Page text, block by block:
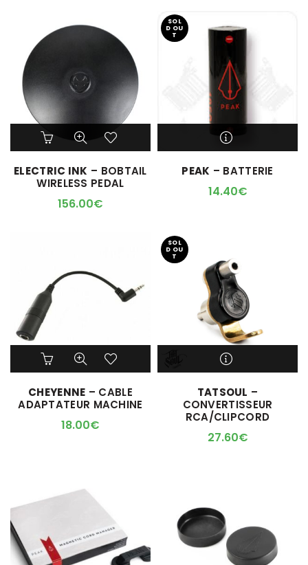
ELECTRIC INK – BOBTAIL
WIRELESS PEDAL
156.00€
SOL
D OU
T
M'ALERTER QUAND
L'ARTICLE SERA DISPO !
PEAK – BATTERIE
14.40€
CHEYENNE – CABLE
ADAPTATEUR MACHINE
18.00€
SOL
D OU
T
M'ALERTER QUAND
L'ARTICLE SERA DISPO !
TATSOUL –
CONVERTISSEUR
RCA/CLIPCORD
27.60€